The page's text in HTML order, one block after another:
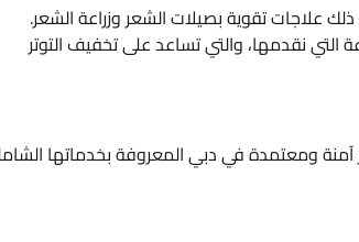
علاجات تقوية بصيلات الشعر وزراعة الشعر.
التي نقدمها، والتي تساعد على تخفيف التوتر
آمنة ومعتمدة في دبي المعروفة بخدماتها